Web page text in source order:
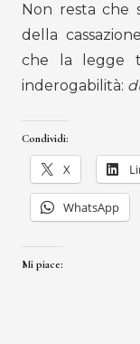
Non resta che
della
che la legge
inderogabilità:
Condividi:
X
WhatsApp
Mi piace: